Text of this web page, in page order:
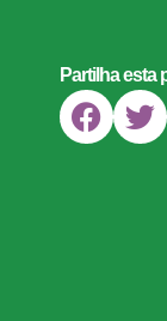
Partilha esta